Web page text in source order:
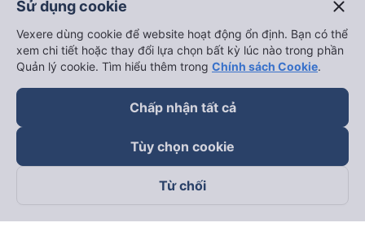
Theo dõi chúng tôi trên
Sử dụng cookie close
Vexere dùng cookie để website hoạt động ổn định. Bạn có thể
xem chi tiết hoặc thay đổi lựa chọn bất kỳ lúc nào trong phần
Quản lý cookie. Tìm hiểu thêm trong Chính sách Cookie.
Chấp nhận tất cả
Tùy chọn cookie
Từ chối